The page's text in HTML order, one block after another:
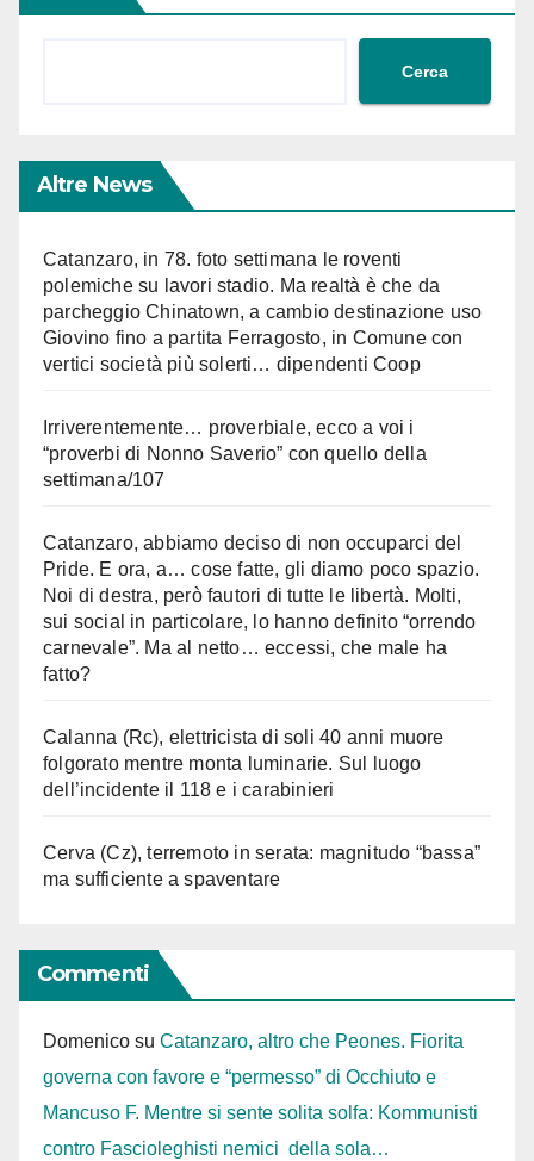
Cerca
Altre News
Catanzaro, in 78. foto settimana le roventi
polemiche su lavori stadio. Ma realtà è che da
parcheggio Chinatown, a cambio destinazione uso
Giovino fino a partita Ferragosto, in Comune con
vertici società più solerti… dipendenti Coop
Irriverentemente… proverbiale, ecco a voi i
“proverbi di Nonno Saverio” con quello della
settimana/107
Catanzaro, abbiamo deciso di non occuparci del
Pride. E ora, a… cose fatte, gli diamo poco spazio.
Noi di destra, però fautori di tutte le libertà. Molti,
sui social in particolare, lo hanno definito “orrendo
carnevale”. Ma al netto… eccessi, che male ha
fatto?
Calanna (Rc), elettricista di soli 40 anni muore
folgorato mentre monta luminarie. Sul luogo
dell’incidente il 118 e i carabinieri
Cerva (Cz), terremoto in serata: magnitudo “bassa”
ma sufficiente a spaventare
Commenti
Domenico su Catanzaro, altro che Peones. Fiorita
governa con favore e “permesso” di Occhiuto e
Mancuso F. Mentre si sente solita solfa: Kommunisti
contro Fascioleghisti nemici della sola…